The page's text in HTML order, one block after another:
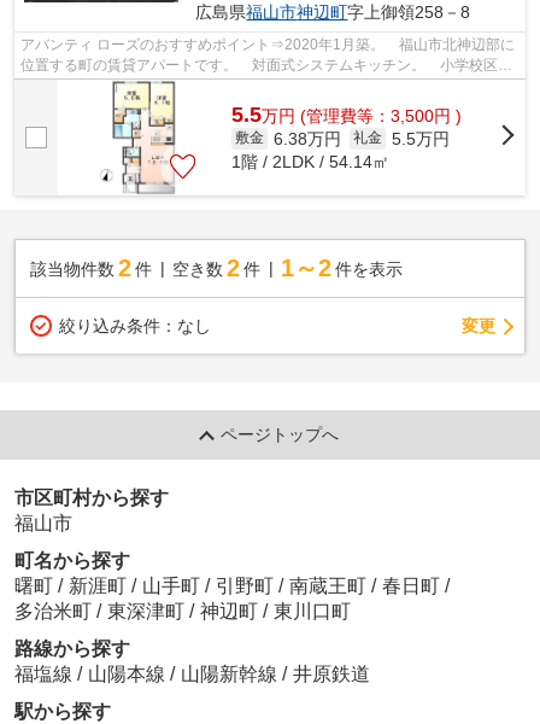
広島県福山市神辺町字上御領258－8
アバンティ ローズのおすすめポイント⇒2020年1月築。 福山市北神辺部に
位置する町の賃貸アパートです。 対面式システムキッチン。 小学校区は
御野に小学校です！ 徒歩約4分のとこ...
5.5万円 (管理費等：3,500円 )
敷金 6.38万円 礼金 5.5万円
1階 / 2LDK / 54.14㎡
該当物件数 2件 空き数 2 件 1～2 件を表示
絞り込み条件： なし 変更
ページトップへ
市区町村から探す
福山市
町名から探す
曙町 / 新涯町 / 山手町 / 引野町 / 南蔵王町 / 春日町 /
多治米町 / 東深津町 / 神辺町 / 東川口町
路線から探す
福塩線 / 山陽本線 / 山陽新幹線 / 井原鉄道
駅から探す